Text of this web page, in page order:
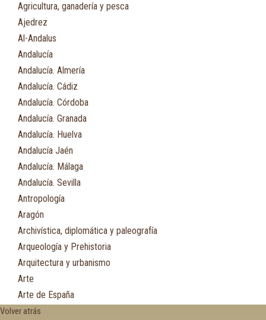
Agricultura, ganadería y pesca
Ajedrez
Al-Andalus
Andalucía
Andalucía. Almería
Andalucía. Cádiz
Andalucía. Córdoba
Andalucía. Granada
Andalucía. Huelva
Andalucía Jaén
Andalucía. Málaga
Andalucía. Sevilla
Antropología
Aragón
Archivística, diplomática y paleografía
Arqueología y Prehistoria
Arquitectura y urbanismo
Arte
Arte de España
Asia
Volver atrás